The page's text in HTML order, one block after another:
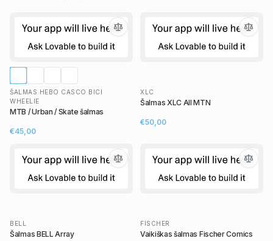
ŠALMAS HEBO CASCO BICI
WHEELIE
MTB / Urban / Skate šalmas
€45,00
XLC
Šalmas XLC All MTN
€50,00
BELL
Šalmas BELL Array
FISCHER
Vaikiškas šalmas Fischer Comics